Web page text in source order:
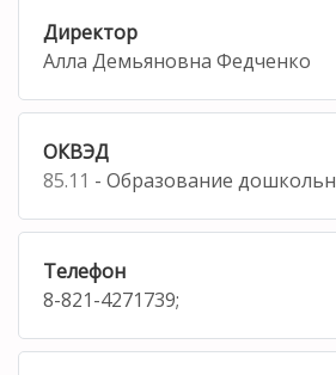
Директор
Алла Демьяновна Федченко
ОКВЭД
85.11 - Образование
Телефон
8-821-4271739;